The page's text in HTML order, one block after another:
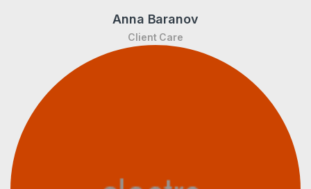
Anna Baranov
Client Care